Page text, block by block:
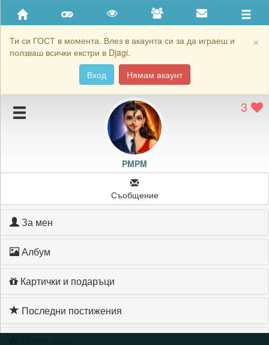
×
Ти си ГОСТ в момента. Влез в акаунта си за да играеш и
ползваш всички екстри в Djagi.
Вход
Нямам акаунт
Приятели
Хронология на игри
Подаръците на PMPM 3
PMPM
Съобщение
За мен
Албум
Картички и подаръци
Последни постижения